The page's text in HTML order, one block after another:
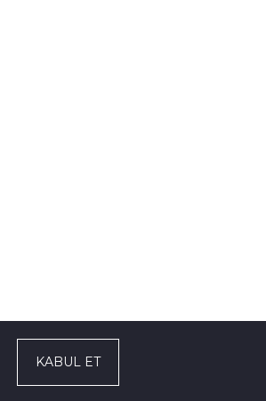
KABUL ET